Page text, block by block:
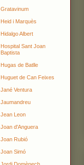
Gratavinum
Heid i Marquès
Hidalgo Albert
Hospital Sant Joan
Baptista
Hugas de Batlle
Huguet de Can Feixes
Jané Ventura
Jaumandreu
Jean Leon
Joan d'Anguera
Joan Rubió
Joan Simó